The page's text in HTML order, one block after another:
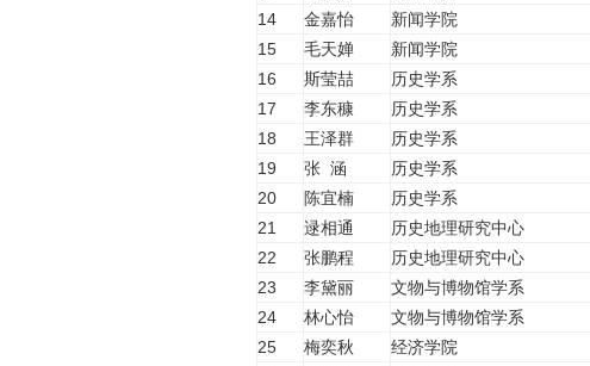
14
金嘉怡 新闻学院
15
毛天婵 新闻学院
16
斯莹喆 历史学系
17
李东穅 历史学系
18
王泽群 历史学系
19
张 涵 历史学系
20
陈宜楠 历史学系
21
逯相通 历史地理研究中心
22
张鹏程 历史地理研究中心
23
李黛丽 文物与博物馆学系
24
林心怡 文物与博物馆学系
25
梅奕秋 经济学院